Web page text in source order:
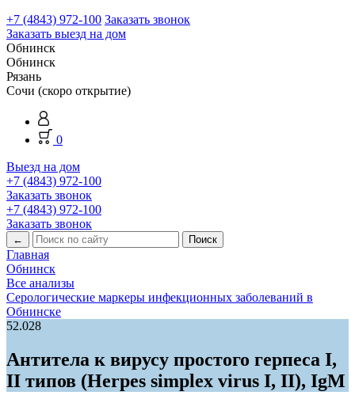
+7 (4843) 972-100 Заказать звонок
Заказать выезд на дом
Обнинск
Обнинск
Рязань
Сочи (скоро открытие)
0
Выезд на дом
+7 (4843) 972-100
Заказать звонок
+7 (4843) 972-100
Заказать звонок
←
Главная
Обнинск
Все анализы
Серологические маркеры инфекционных заболеваний в
Обнинске
52.028
Антитела к вирусу простого герпеса I,
II типов (Herpes simplex virus I, II), IgM